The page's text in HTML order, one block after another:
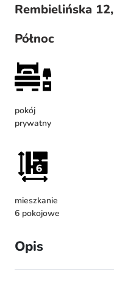
Rembielińska
Północ
pokój
prywatny
mieszkanie
6 pokojowe
Opis